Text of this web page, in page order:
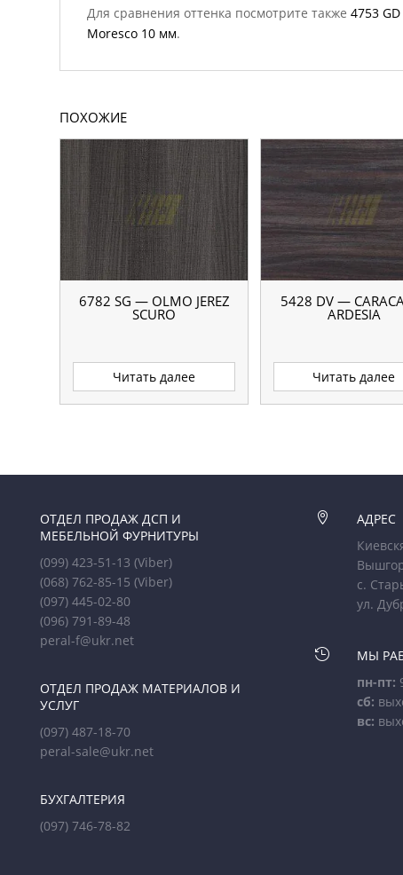
Для сравнения оттенка посмотрите также4753
Moresco 10 мм.
ПОХОЖИЕ
6782 SG — OLMO JEREZ
SCURO
Читать далее
5428 DV —
ARDESIA
Читать далее
ОТДЕЛ ПРОДАЖ ДСП И
МЕБЕЛЬНОЙ ФУРНИТУРЫ
(099) 423-51-13(Viber)
(068) 762-85-15(Viber)
(097) 445-02-80
(096) 791-89-48
peral-f@ukr.net
ОТДЕЛ ПРОДАЖ МАТЕРИАЛОВ И
УСЛУГ
(097) 487-18-70
peral-sale@ukr.net
БУХГАЛТЕРИЯ
(097) 746-78-82

АДРЕС
с.
ул.

МЫ
пн-пт:
сб:
вс: